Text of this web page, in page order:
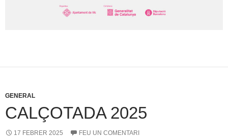
GENERAL
CALÇOTADA 2025
17 FEBRER 2025 FEU UN COMENTARI